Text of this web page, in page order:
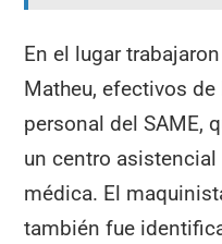
En el lugar
Matheu, efectivos
personal del SAME,
un centro
médica. El
también fue